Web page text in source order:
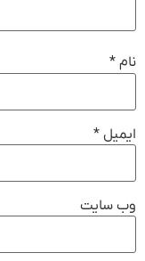
نام *
ایمیل *
وب‌ سایت